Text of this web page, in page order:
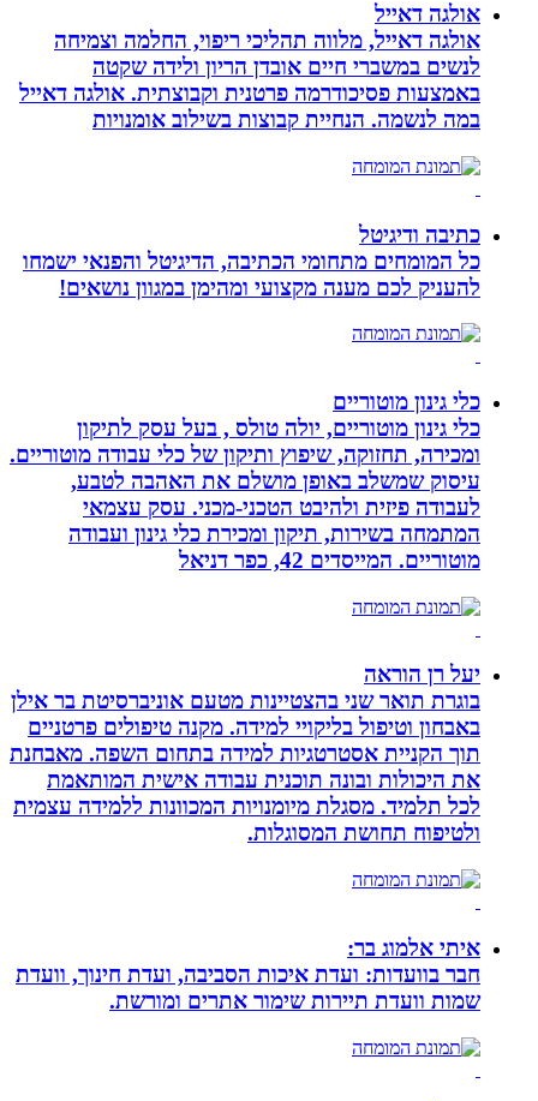
אולגה דאייל
אולגה דאייל, מלווה תהליכי ריפוי, החלמה וצמיחה
לנשים במשברי חיים אובדן הריון ולידה שקטה
באמצעות פסיכודרמה פרטנית וקבוצתית. אולגה דאייל
במה לנשמה. ‏הנחיית קבוצות בשילוב אומנויות‏
כתיבה ודיגיטל
כל המומחים מתחומי הכתיבה, הדיגיטל והפנאי ישמחו
להעניק לכם מענה מקצועי ומהימן במגוון נושאים!
כלי גינון מוטוריים
כלי גינון מוטוריים, יולה טולס , בעל עסק לתיקון
ומכירה, תחזוקה, שיפוץ ותיקון של כלי עבודה מוטוריים.
עיסוק שמשלב באופן מושלם את האהבה לטבע,
לעבודה פיזית ולהיבט הטכני-מכני. עסק עצמאי
המתמחה בשירות, תיקון ומכירת כלי גינון ועבודה
מוטוריים. המייסדים 42, כפר דניאל
יעל רן הוראה
בוגרת תואר שני בהצטיינות מטעם אוניברסיטת בר אילן
באבחון וטיפול בליקויי למידה. מקנה טיפולים פרטניים
תוך הקניית אסטרטגיות למידה בתחום השפה. מאבחנת
את היכולות ובונה תוכנית עבודה אישית המותאמת
לכל תלמיד. מסגלת מיומנויות המכוונות ללמידה עצמית
ולטיפוח תחושת המסוגלות.
איתי אלמוג בר:
חבר בוועדות: ועדת איכות הסביבה, ועדת חינוך, וועדת
שמות וועדת תיירות שימור אתרים ומורשת.